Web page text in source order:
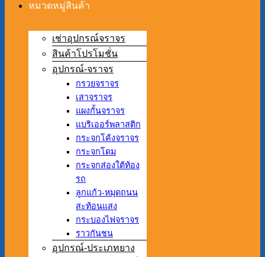
หมวดหมู่สินค้า
เช่าอุปกรณ์จราจร
สินค้าโปรโมชั่น
อุปกรณ์-จราจร
กรวยจราจร
เสาจราจร
แผงกั้นจราจร
แบริเออร์พลาสติก
กระจกโค้งจราจร
กระจกโดม
กระจกส่องใต้ท้อง
รถ
ลูกแก้ว-หมุดถนน
สะท้อนแสง
กระบองไฟจราจร
ราวกันชน
อุปกรณ์-ประเภทยาง